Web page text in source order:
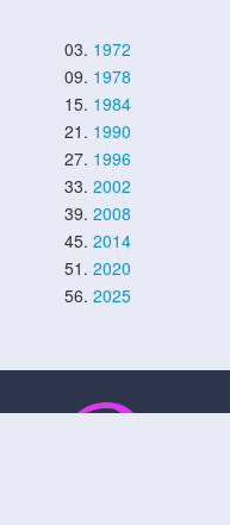
03. 1972
09. 1978
15. 1984
21. 1990
27. 1996
33. 2002
39. 2008
45. 2014
51. 2020
56. 2025